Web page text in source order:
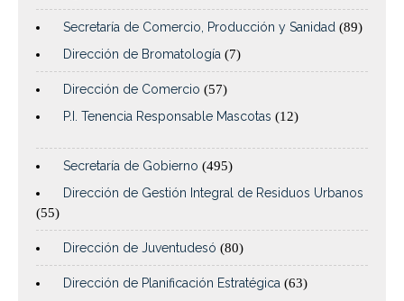
Secretaría de Comercio, Producción y Sanidad (89)
Dirección de Bromatología (7)
Dirección de Comercio (57)
P.I. Tenencia Responsable Mascotas (12)
Secretaría de Gobierno (495)
Dirección de Gestión Integral de Residuos Urbanos
(55)
Dirección de Juventudesó (80)
Dirección de Planificación Estratégica (63)